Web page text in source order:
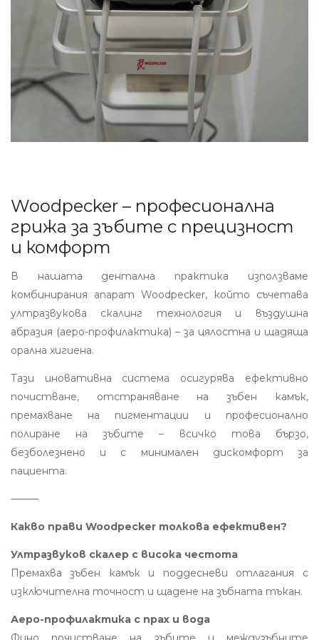
Woodpecker – професионална
грижа за зъбите с прецизност
и комфорт
В нашата дентална практика използваме
комбинирания апарат Woodpecker, който съчетава
ултразвукова скалинг технология и въздушна
абразия (аеро-профилактика) – за цялостна и щадяща
орална хигиена.
Тази иновативна система осигурява ефективно
почистване, отстраняване на зъбен камък,
премахване на пигментации и професионално
полиране на зъбите – всичко това бързо,
безболезнено и с минимален дискомфорт за
пациента.
⸻
Какво прави Woodpecker толкова ефективен?
Ултразвуков скалер с висока честота
Премахва зъбен камък и поддесневи отлагания с
изключителна точност и щадене на зъбната тъкан.
Аеро-профилактика с прах и вода